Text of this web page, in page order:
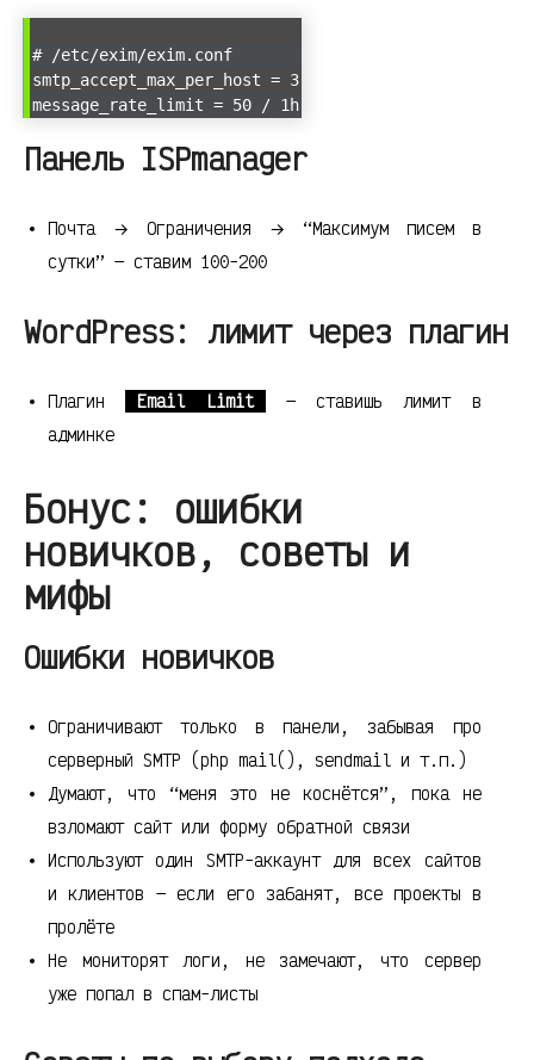
# /etc/exim/exim.conf
smtp_accept_max_per_host = 3
message_rate_limit = 50 / 1h
Панель ISPmanager
Почта → Ограничения → “Максимум писем в
сутки” — ставим 100-200
WordPress: лимит через плагин
Плагин Email Limit
— ставишь лимит в
админке
Бонус: ошибки
новичков, советы и
мифы
Ошибки новичков
Ограничивают только в панели, забывая про
серверный SMTP (php mail(), sendmail и т.п.)
Думают, что “меня это не коснётся”, пока не
взломают сайт или форму обратной связи
Используют один SMTP-аккаунт для всех сайтов
и клиентов — если его забанят, все проекты в
пролёте
Не мониторят логи, не замечают, что сервер
уже попал в спам-листы